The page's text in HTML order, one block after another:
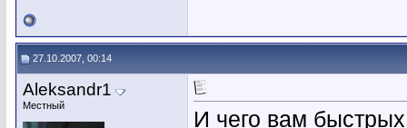
27.10.2007, 00:14
Aleksandr1
Местный
И чего вам